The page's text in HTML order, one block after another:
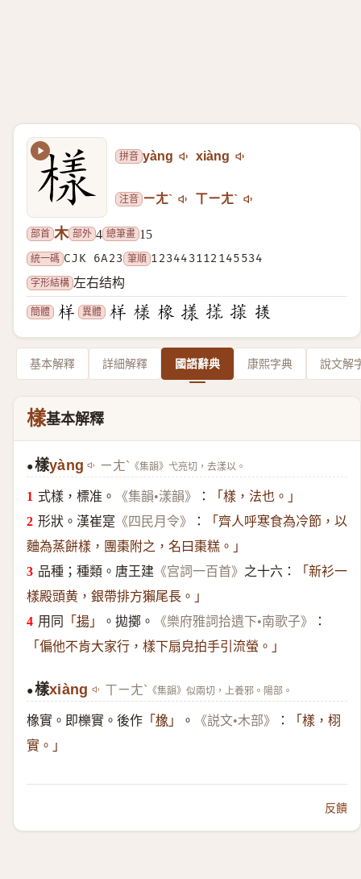
拼音 yàng xiàng
注音 ㄧㄤˋ ㄒㄧㄤˋ
部首 木 部外 4 總筆畫 15
統一碼 CJK 6A23 筆順 123443112145534
字形結構 左右结构
簡體 異體
基本解釋 詳細解釋 國語辭典 康熙字典 說文解
樣基本解釋
●樣yàng ㄧㄤˋ 《集韻》弋亮切，去漾以。
式樣，標准。 《集韻•漾韻》 ： 「樣，法也。」
形狀。漢崔寔《四民月令》 ：
「齊人呼寒食為冷節，以
麯為蒸餅樣，團棗附之，名曰棗糕。」
品種；種類。唐王建《宫詞一百首》 之十六：
「新衫一
樣殿頭黄，銀帶排方獺尾長。」
用同 「 揚」 。拋擲。 《樂府雅詞拾遺下•南歌子》 ：
「偏他不肯大家行，樣下扇皃拍手引流螢。」
●樣xiàng ㄒㄧㄤˋ 《集韻》似兩切，上養邪。陽部。
橡實。即櫟實。後作 「 橡 」 。 《説文•木部》 ：
「樣，栩
實。」
反饋